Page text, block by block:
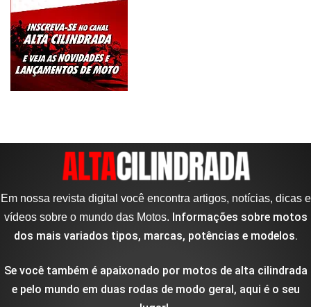
Em nossa revista digital você encontra artigos, notícias, dicas e
vídeos sobre o mundo das Motos. Informações sobre motos
dos mais variados tipos, marcas, potências e modelos.
Se você também é apaixonado por motos de alta cilindrada
e pelo mundo em duas rodas de modo geral, aqui é o seu